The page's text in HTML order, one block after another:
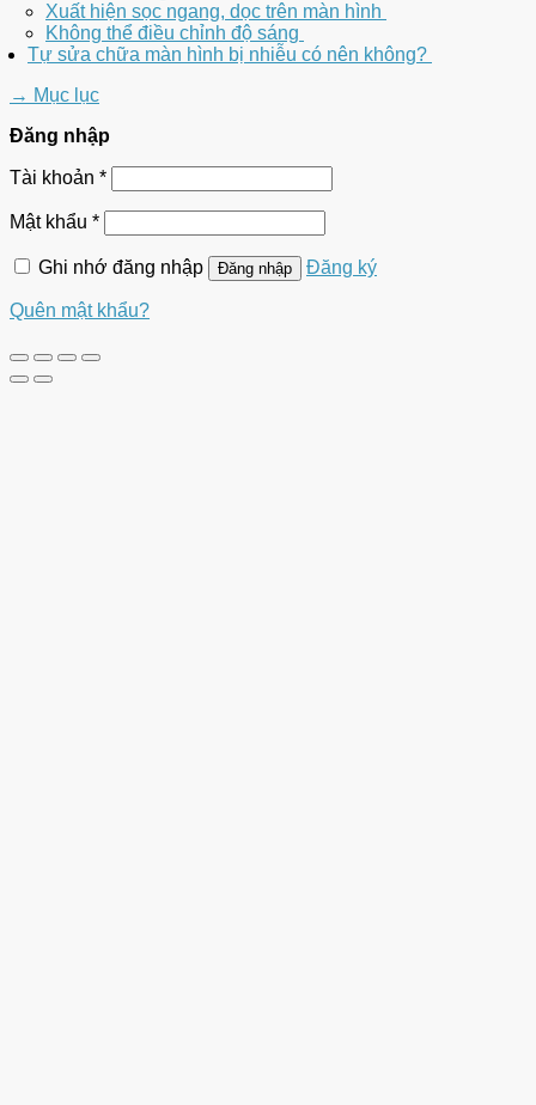
Xuất hiện sọc ngang, dọc trên màn hình
Không thể điều chỉnh độ sáng
Tự sửa chữa màn hình bị nhiễu có nên không?
→ Mục lục
Đăng nhập
Tài khoản *
Mật khẩu *
Ghi nhớ đăng nhập Đăng nhập Đăng ký
Quên mật khẩu?